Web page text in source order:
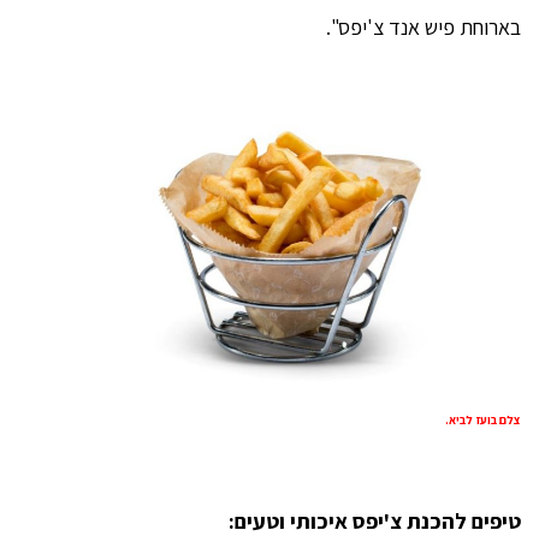
בארוחת פיש אנד צ'יפס".
צלם בועז לביא.
טיפים להכנת צ'יפס איכותי וטעים: